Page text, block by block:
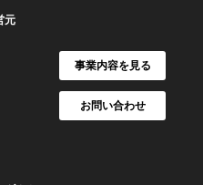
元
事業内容を見る
お問い合わせ